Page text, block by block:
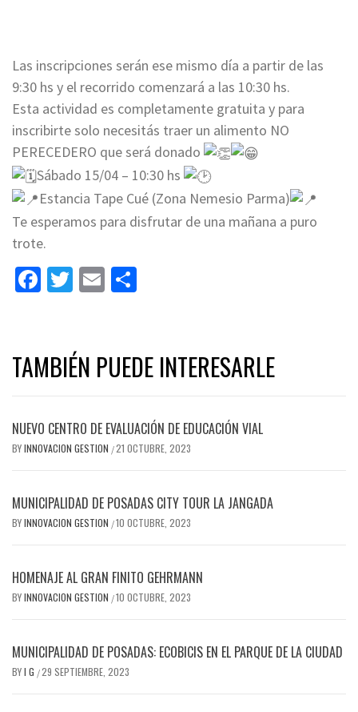
Las inscripciones serán ese mismo día a partir de las
9:30 hs y el recorrido comenzará a las 10:30 hs.
Esta actividad es completamente gratuita y para
inscribirte solo necesitás traer un alimento NO
PERECEDERO que será donado
Sábado 15/04 – 10:30 hs
Estancia Tape Cué (Zona Nemesio Parma)
Te esperamos para disfrutar de una mañana a puro
trote.
Facebook
Twitter
Email
TAMBIÉN PUEDE INTERESARLE
NUEVO CENTRO DE EVALUACIÓN DE EDUCACIÓN VIAL
BYINNOVACION GESTION /21 OCTUBRE, 2023
MUNICIPALIDAD DE POSADAS CITY TOUR LA JANGADA
BYINNOVACION GESTION /10 OCTUBRE, 2023
HOMENAJE AL GRAN FINITO GEHRMANN
BYINNOVACION GESTION /10 OCTUBRE, 2023
MUNICIPALIDAD DE POSADAS: ECOBICIS EN EL PARQUE DE LA CIUDAD
BYI G /29 SEPTIEMBRE, 2023